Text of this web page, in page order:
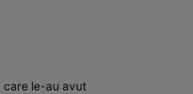
care le-au avut